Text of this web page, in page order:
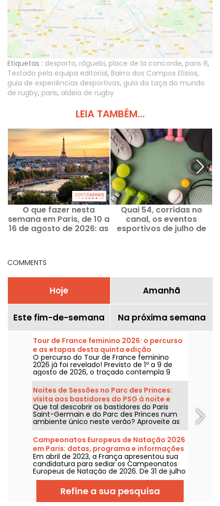
Etiquetas : desporto, râguebi, place de la concorde, paris 8,
Testado pela equipa editorial, Bairro dos Campos Elísios,
guia de experiências desportivas, guia da taça do mundo
de rugby, paris, aldeia de rugby
LEIA TAMBÉM...
O que fazer nesta
semana em Paris, de 10 a
16 de agosto de 2026: as
Quai 54, corridas no
canal, os eventos
esportivos de julho de
COMMENTS
Hoje Amanhã
Este fim-de-semana Na próxima semana
Tour de France feminino 2026: o percurso
e as etapas desta quinta edição
O percurso do Tour de France feminino
2026 já foi revelado! Previsto de 1º a 9 de
agosto de 2026, o traçado contempla 9
etapas, com a largada prevista na Suíça e a
chegada em Nice. Descubra o que nos
espera neste ano.
Noites de Sessões no Parc des Princes:
visita aos bastidores do PSG à noite e
guinguette festiva com sets de DJ
Que tal descobrir os bastidores do Paris
Saint-Germain e do Parc des Princes num
ambiente único neste verão? Aproveite as
sessões noturnas para entrar no estádio à
noite e curtir várias animações festivas. Eis o
programa para este verão de 2026!
Campeonatos Europeus de Natação 2026
em Paris: datas, programa e informações
sobre a competição
Em abril de 2023, a França apresentou sua
candidatura para sediar os Campeonatos
Europeus de Natação de 2026. De 31 de julho
a 16 de agosto, o Centro Aquático Olímpico
recebe você para apoiar nossos nadadores.
Abaixo, tudo o que você precisa saber sobre
a competição e as provas!
Refine a sua pesquisa